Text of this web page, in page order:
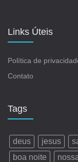
Links Úteis
Política de
Contato
Tags
deus jesus
boa noite